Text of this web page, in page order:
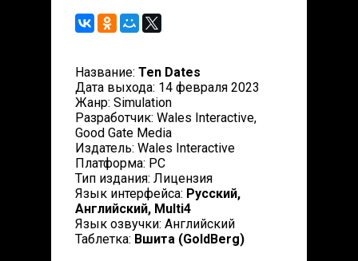
Название: Ten Dates
Дата выхода: 14 февраля 2023
Жанр: Simulation
Разработчик: Wales Interactive,
Good Gate Media
Издатель: Wales Interactive
Платформа: PC
Тип издания: Лицензия
Язык интерфейса: Русский,
Английский, Multi4
Язык озвучки: Английский
Таблетка: Вшита (GoldBerg)